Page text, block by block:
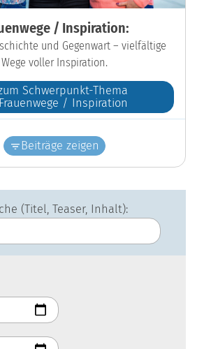
/ Inspiration:
und Gegenwart – vielfältige
Wege voller Inspiration.
Schwerpunkt-Thema
Frauenwege / Inspiration
Beiträge zeigen
(Titel, Teaser, Inhalt):